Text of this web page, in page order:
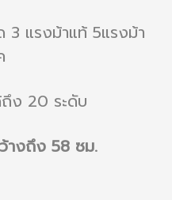
3 แรงม้าแท้ 5แรงม้า
ถึง 20 ระดับ
างถึง 58 ซม.